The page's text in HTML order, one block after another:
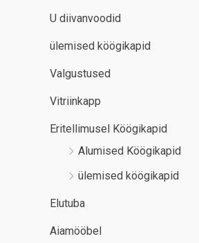
U diivanvoodid
ülemised köögikapid
Valgustused
Vitriinkapp
Eritellimusel Köögikapid
Alumised Köögikapid
ülemised köögikapid
Elutuba
Aiamööbel